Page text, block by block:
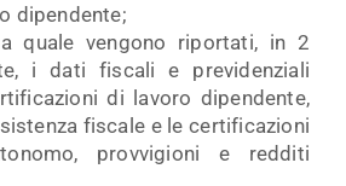
dipendente;
quale vengono riportati, in 2
i dati fiscali e previdenziali
di lavoro dipendente,
fiscale e le certificazioni
provvigioni e redditi